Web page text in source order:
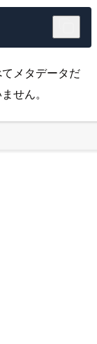
メタデータだ
せん。